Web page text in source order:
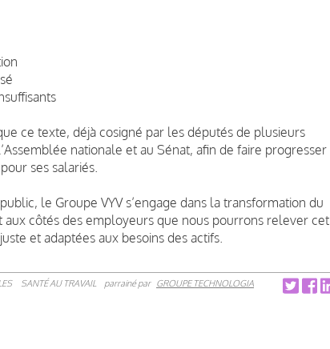
ce texte, déjà cosigné par les députés de plusieurs
nationale et au Sénat, afin de faire progresser
ses salariés.
le Groupe VYV s’engage dans la transformation du
aux côtés des employeurs que nous pourrons relever cet
et adaptées aux besoins des actifs.
SANTÉ AU TRAVAIL parrainé par GROUPE TECHNOLOGIA